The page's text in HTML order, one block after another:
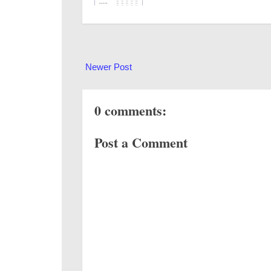
Newer Post
0 comments:
Post a Comment